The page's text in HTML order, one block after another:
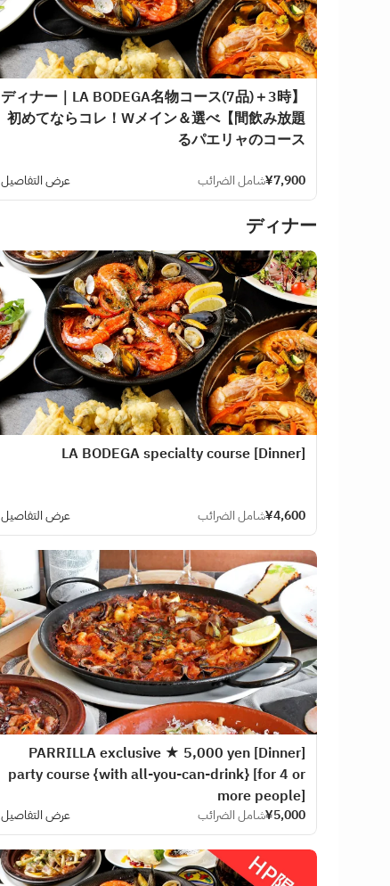
【ディナー｜LA BODEGA名物コース(7品)＋3時
間飲み放題】初めてならコレ！Wメイン＆選べ
るパエリャのコース
¥7,900شامل الضرائب عرض التفاصيل
ディナー
[Dinner] LA BODEGA specialty course
¥4,600شامل الضرائب عرض التفاصيل
[Dinner] PARRILLA exclusive ★ 5,000 yen
party course {with all-you-can-drink} [for 4 or
more people]
¥5,000شامل الضرائب عرض التفاصيل